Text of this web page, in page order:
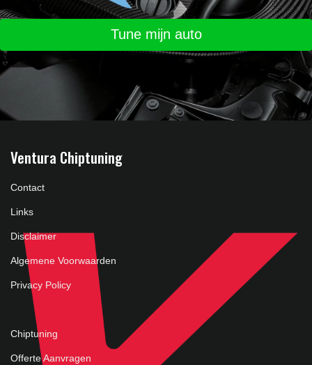
Tune mijn auto
Ventura Chiptuning
Contact
Links
Disclaimer
Algemene Voorwaarden
Privacy Policy
Chiptuning
Offerte Aanvragen